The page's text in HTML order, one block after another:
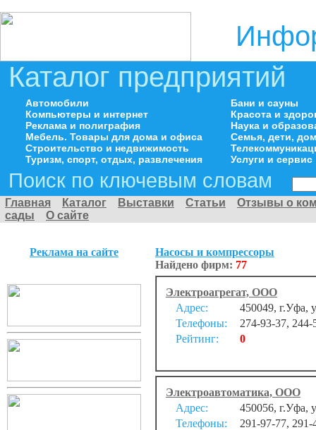
Каталог предприятий
Автомобили
Компьютеры и интернет
Реклама и полиграфия
Мебель. Товары для дома и офиса
Строительство и недвижимость
Туризм, спорт, отдых, развлечения
Бани и сауны
Красота и
Наука и
Семья, дети,
Услуги и сервис
Поиск по ключевым словам
Главная Каталог Выставки Статьи
Отзывы о
сады
О сайте
Реклама на сайте
Насосы и компрессоры
Найдено фирм: 77
Электроагрегат, ООО
Адрес:
450049, г.Уфа,
Телефоны:
274-93-37, 244-
Рейтинг:
0
Электроавтоматика, ООО
Адрес:
450056, г.Уфа,
Телефоны:
291-97-77,